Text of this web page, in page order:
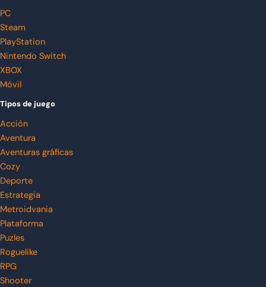
PC
Steam
PlayStation
Nintendo Switch
XBOX
Móvil
Tipos de juego
Acción
Aventura
Aventuras gráficas
Cozy
Deporte
Estrategia
Metroidvania
Plataforma
Puzles
Roguelike
RPG
Shooter